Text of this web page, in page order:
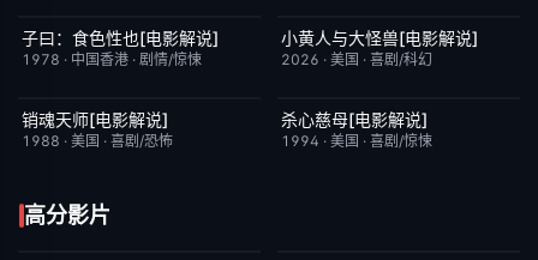
已完结
子曰：食色性也[电影解说]
1978 · 中国香港 · 剧情/惊悚
已完结
小黄人与大怪兽[电影解说]
2026 · 美国 · 喜剧/科幻
已完结
销魂天师[电影解说]
1988 · 美国 · 喜剧/恐怖
已完结
杀心慈母[电影解说]
1994 · 美国 · 喜剧/惊悚
高分影片